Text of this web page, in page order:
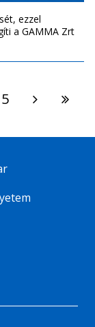
ezzel
a GAMMA Zrt
5